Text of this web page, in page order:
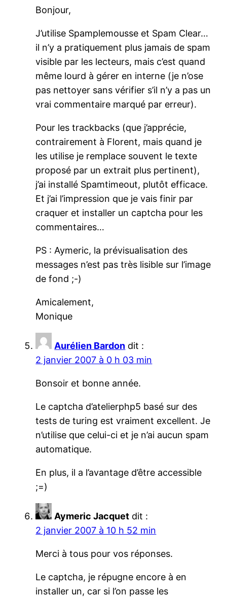
Bonjour,
J’utilise Spamplemousse et Spam Clear…
il n’y a pratiquement plus jamais de spam
visible par les lecteurs, mais c’est quand
même lourd à gérer en interne (je n’ose
pas nettoyer sans vérifier s’il n’y a pas un
vrai commentaire marqué par erreur).
Pour les trackbacks (que j’apprécie,
contrairement à Florent, mais quand je
les utilise je remplace souvent le texte
proposé par un extrait plus pertinent),
j’ai installé Spamtimeout, plutôt efficace.
Et j’ai l’impression que je vais finir par
craquer et installer un captcha pour les
commentaires…
PS : Aymeric, la prévisualisation des
messages n’est pas très lisible sur l’image
de fond ;-)
Amicalement,
Monique
Aurélien Bardon dit :
2 janvier 2007 à 0 h 03 min
Bonsoir et bonne année.
Le captcha d’atelierphp5 basé sur des
tests de turing est vraiment excellent. Je
n’utilise que celui-ci et je n’ai aucun spam
automatique.
En plus, il a l’avantage d’être accessible
;=)
Aymeric Jacquet dit :
2 janvier 2007 à 10 h 52 min
Merci à tous pour vos réponses.
Le captcha, je répugne encore à en
installer un, car si l’on passe les